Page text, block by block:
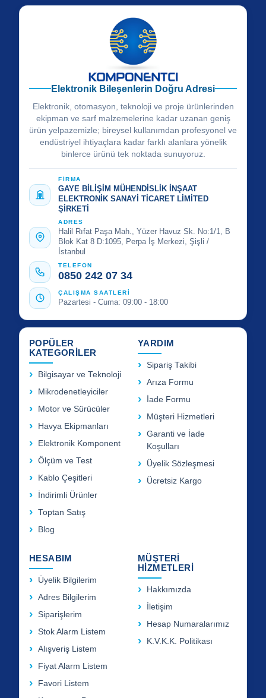
Elektronik Bileşenlerin Doğru Adresi
Elektronik, otomasyon, teknoloji ve proje ürünlerinden
ekipman ve sarf malzemelerine kadar uzanan geniş
ürün yelpazemizle; bireysel kullanımdan profesyonel ve
endüstriyel ihtiyaçlara kadar farklı alanlara yönelik
binlerce ürünü tek noktada sunuyoruz.
FİRMA
GAYE BİLİŞİM MÜHENDİSLİK İNŞAAT
ELEKTRONİK SANAYİ TİCARET LİMİTED
ŞİRKETİ
ADRES
Halil Rıfat Paşa Mah., Yüzer Havuz Sk. No:1/1, B
Blok Kat 8 D:1095, Perpa İş Merkezi, Şişli /
İstanbul
TELEFON
0850 242 07 34
ÇALIŞMA SAATLERİ
Pazartesi - Cuma: 09:00 - 18:00
POPÜLER
KATEGORİLER
Bilgisayar ve Teknoloji
Mikrodenetleyiciler
Motor ve Sürücüler
Havya Ekipmanları
Elektronik Komponent
Ölçüm ve Test
Kablo Çeşitleri
İndirimli Ürünler
Toptan Satış
Blog
YARDIM
Sipariş Takibi
Arıza Formu
İade Formu
Müşteri Hizmetleri
Garanti ve İade
Koşulları
Üyelik Sözleşmesi
Ücretsiz Kargo
HESABIM
Üyelik Bilgilerim
Adres Bilgilerim
Siparişlerim
Stok Alarm Listem
Alışveriş Listem
Fiyat Alarm Listem
Favori Listem
MÜŞTERİ
HİZMETLERİ
Hakkımızda
İletişim
Hesap Numaralarımız
K.V.K.K. Politikası